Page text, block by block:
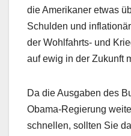
die Amerikaner etwas
Schulden und
der Wohlfahrts- und
auf ewig in der Zukunft
Da die Ausgaben des
Obama-Regierung
schnellen, sollten Sie